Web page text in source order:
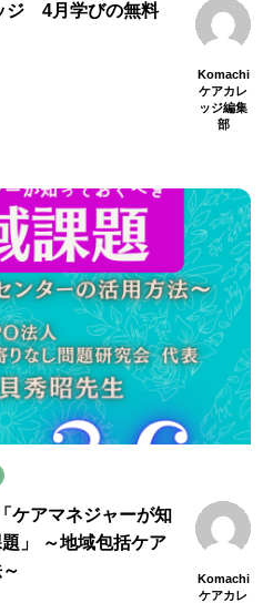
ジ 4月学びの無料
Komachi
ケアカレ
ッジ編集
部
ケアマネジャーが知
」 ～地域包括ケア
Komachi
ケアカレ